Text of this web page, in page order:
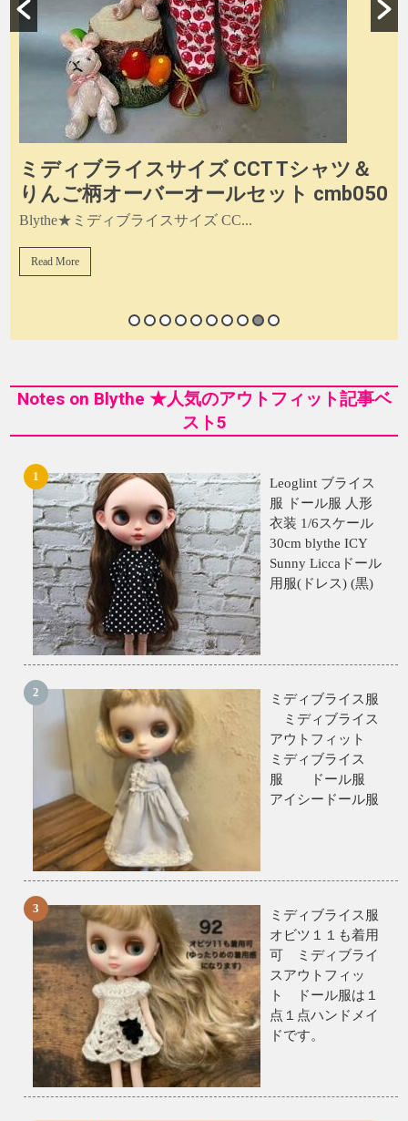
ミディブライスサイズ CCT Tシャツ＆
りんご柄オーバーオールセット cmb050
Blythe★ミディブライスサイズ CC...
Read More
Notes on Blythe ★人気のアウトフィット記事ベ
スト5
Leoglint ブライス
服 ドール服 人形
衣装 1/6スケール
30cm blythe ICY
Sunny Liccaドール
用服(ドレス) (黒)
ミディブライス服
ミディブライス
アウトフィット
ミディブライス
服 ドール服
アイシードール服
ミディブライス服
オビツ１１も着用
可 ミディブライ
スアウトフィッ
ト ドール服は１
点１点ハンドメイ
ドです。